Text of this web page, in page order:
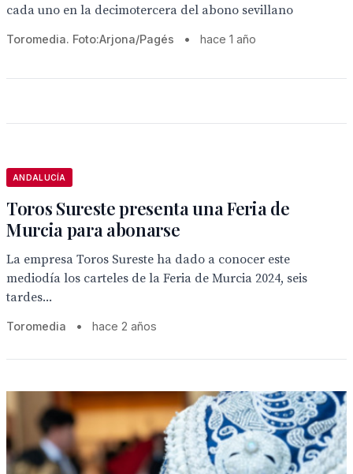
cada uno en la decimotercera del abono sevillano
Toromedia. Foto:Arjona/Pagés • hace 1 año
ANDALUCÍA
Toros Sureste presenta una Feria de
Murcia para abonarse
La empresa Toros Sureste ha dado a conocer este
mediodía los carteles de la Feria de Murcia 2024, seis
tardes...
Toromedia • hace 2 años